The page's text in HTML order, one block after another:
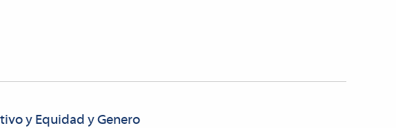
y Equidad y Genero